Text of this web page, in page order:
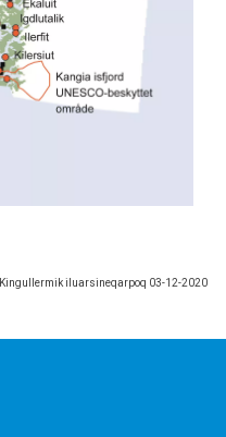
Kingullermik iluarsineqarpoq 03-12-2020